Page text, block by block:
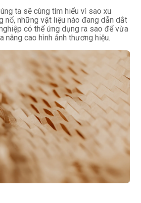
ta sẽ cùng tìm hiểu vì sao xu
nổ, những vật liệu nào đang dẫn dắt
có thể ứng dụng ra sao để vừa
nâng cao hình ảnh thương hiệu.